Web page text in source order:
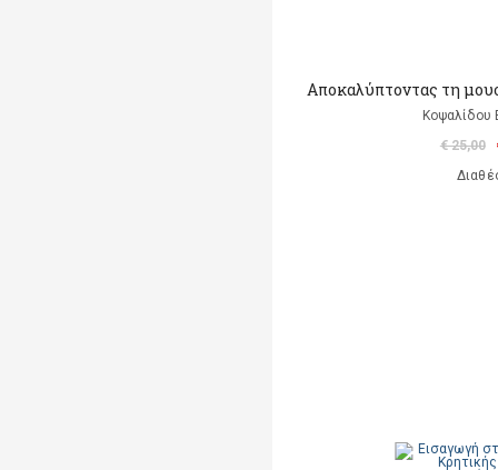
Αποκαλύπτοντας τη
Κοψαλίδου
€ 25,00